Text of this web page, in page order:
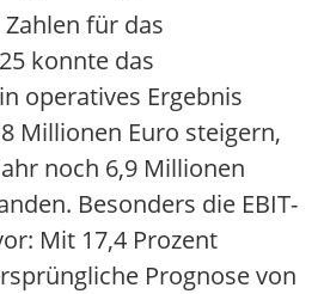
für das
konnte das
operatives Ergebnis
Millionen Euro steigern,
noch 6,9 Millionen
Besonders die EBIT-
Mit 17,4 Prozent
Prognose von